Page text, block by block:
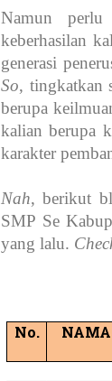
Namun perlu
keberhasilan
generasi
So, tingkatkan
berupa
kalian berupa
karakter
Nah, berikut
SMP Se
yang lalu.
No.